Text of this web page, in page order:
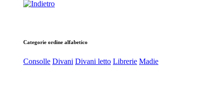
Categorie ordine alfabetico
Consolle Divani Divani letto Librerie Madie